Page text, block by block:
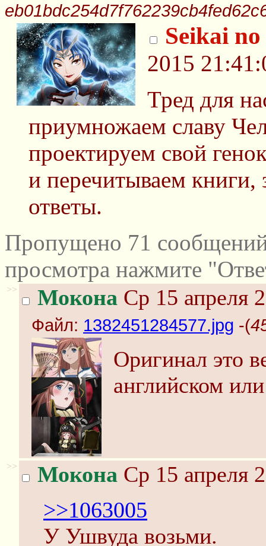
Seikai no
2015
Тред для
приумножаем славу
проектируем свой
и перечитываем
ответы.
Пропущено 71
просмотра нажмите
>> Мокона Ср 15 апреля
Файл: 1382451284577.jpg -(
Оригинал это
английском
>> Мокона Ср 15 апреля
>>1063005
У Ушвуда возьми.